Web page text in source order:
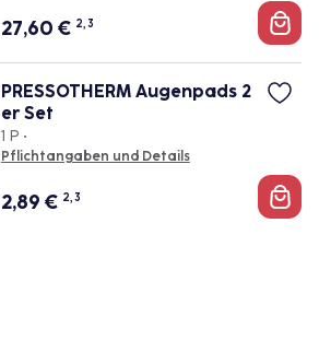
27,60 € 2, 3
PRESSOTHERM Augenpads 2
er Set
1 P •
Pflichtangaben und Details
2,89 € 2, 3